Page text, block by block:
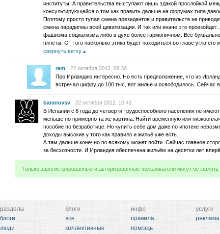
институты. А правительства выступают лишь эдакой прослойкой
консультирующейся о том как править дальше на форумах типа
Поэтому просто тупая смена президентов и правительств не
смена парадигмы всей цивилизации. И так или иначе это произойдет.
фашизма социализма либо в духе более гармоничном. Все
плнеты. От того насколько этика будет находиться во главе угла его
свернуть ветку
rem
22 октября 2012, 08:30
Про Ирландию интересно. Но есть предположение, что из
встречал цифру до 100 тыс, вот жилье и освободилось. Сейчас
baranovsv
22 октября 2012, 10:41
В Испании с 8 года до четверти трудоспособного населения не
меньше но примерно та же картина. Найти временную или
пособие по безработице. Но купить себе дом даже по ипотеке
доходы высокие у того как правило и жильё уже есть.
А там дальше конечно по всякому может пойти. Сейчас главное
за бесхозности. И Ирландия обеспечена жильём на десятки лет
Только зарегистрированные и авторизованные пользователи могут
разделы
блоги
люди
блоги
все
коллективные
инфо
правила
помощь
услуги
реклама